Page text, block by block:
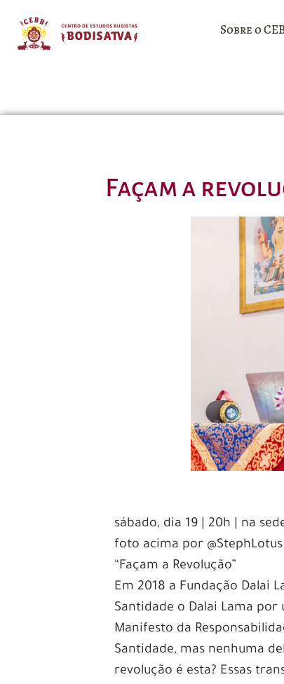
Sobre o
Façam a
sábado, dia 19 | 20h | na
foto acima por @StephLotus
“Façam a Revolução”
Em 2018 a Fundação Dalai
Santidade o Dalai Lama
Manifesto da
Santidade, mas nenhuma
revolução é esta? Essas